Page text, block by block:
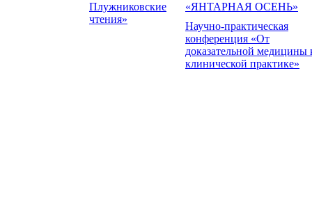
Плужниковские
чтения»
«ЯНТАРНАЯ ОСЕНЬ»
Научно-практическая
конференция «От
доказательной медицины
клинической практике»